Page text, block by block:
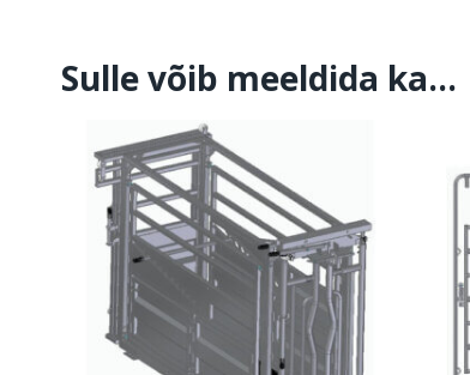
Sulle võib meeldida ka…